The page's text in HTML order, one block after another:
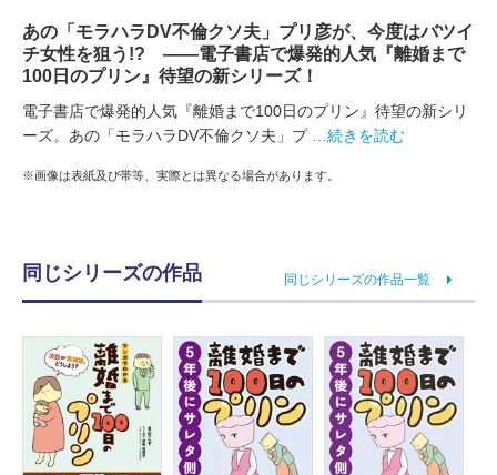
あの「モラハラDV不倫クソ夫」プリ彦が、今度はバツイ
チ女性を狙う!? ――電子書店で爆発的人気『離婚まで
100日のプリン』待望の新シリーズ！
電子書店で爆発的人気『離婚まで100日のプリン』待望の新シリ
ーズ。あの「モラハラDV不倫クソ夫」プ
…続きを読む
※画像は表紙及び帯等、実際とは異なる場合があります。
同じシリーズの作品 同じシリーズの作品一覧